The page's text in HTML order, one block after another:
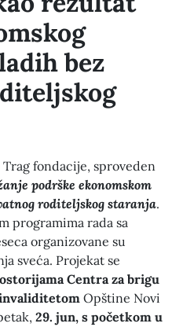
bez
fondacije, sproveden
podrške ekonomskom
roditeljskog staranja.
programima rada sa
organizovane su
sveća. Projekat se
Centra za brigu
invaliditetom Opštine Novi
29. jun, s početkom u